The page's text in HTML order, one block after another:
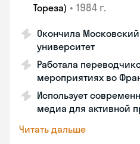
Тореза) • 1984 г.
Окончила
университет
Работала
мероприятиях во
Использует
медиа для активной
Читать дальше